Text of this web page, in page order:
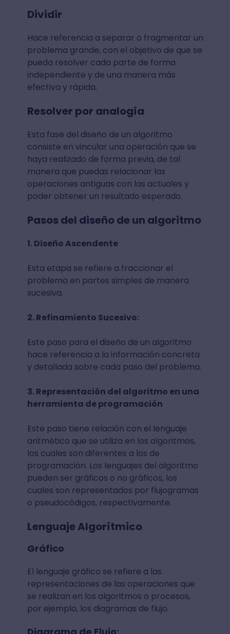
Dividir
Hace referencia a separar o fragmentar un
problema grande, con el objetivo de que se
pueda resolver cada parte de forma
independiente y de una manera más
efectiva y rápida.
Resolver por analogía
Esta fase del diseño de un algoritmo
consiste en vincular una operación que se
haya realizado de forma previa, de tal
manera que puedas relacionar las
operaciones antiguas con las actuales y
poder obtener un resultado esperado.
Pasos del diseño de un algoritmo
1. Diseño Ascendente
Esta etapa se refiere a fraccionar el
problema en partes simples de manera
sucesiva.
2. Refinamiento Sucesivo:
Este paso para el diseño de un algoritmo
hace referencia a la información concreta
y detallada sobre cada paso del problema.
3. Representación del algoritmo en una
herramienta de programación
Este paso tiene relación con el lenguaje
aritmético que se utiliza en los algoritmos,
los cuales son diferentes a los de
programación. Los lenguajes del algoritmo
pueden ser gráficos o no gráficos, los
cuales son representados por flujogramas
o pseudocódigos, respectivamente.
Lenguaje Algorítmico
Gráfico
El lenguaje gráfico se refiere a las
representaciones de las operaciones que
se realizan en los algoritmos o procesos,
por ejemplo, los diagramas de flujo.